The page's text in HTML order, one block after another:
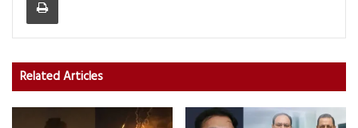
Related Articles